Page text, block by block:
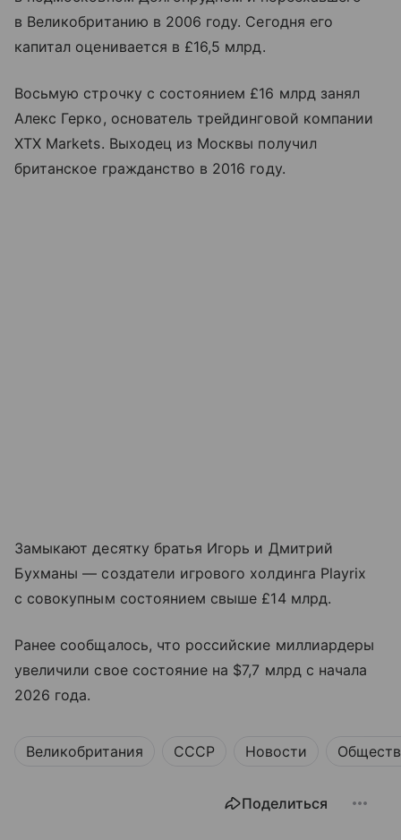
в Великобританию в 2006 году. Сегодня его
капитал оценивается в £16,5 млрд.
Восьмую строчку с состоянием £16 млрд занял
Алекс Герко, основатель трейдинговой компании
XTX Markets. Выходец из Москвы получил
британское гражданство в 2016 году.
Замыкают десятку братья Игорь и Дмитрий
Бухманы — создатели игрового холдинга Playrix
с совокупным состоянием свыше £14 млрд.
Ранее сообщалось, что российские миллиардеры
увеличили свое состояние на $7,7 млрд с начала
2026 года.
Великобритания СССР Новости
Поделиться